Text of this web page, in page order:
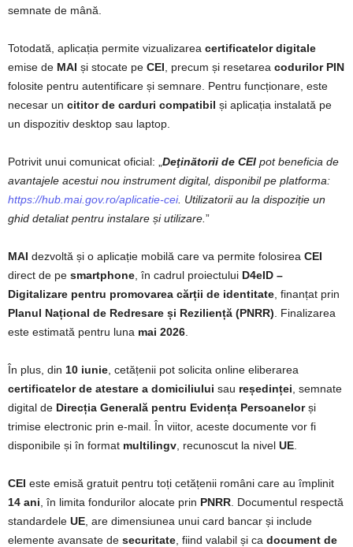
semnate de mână.
Totodată, aplicația permite vizualizarea certificatelor digitale
emise de MAI și stocate pe CEI , precum și resetarea codurilor PIN
folosite pentru autentificare și semnare. Pentru funcționare, este
necesar un cititor de carduri compatibil și aplicația instalată pe
un dispozitiv desktop sau laptop.
Potrivit unui comunicat oficial: „ Deţinătorii de CEI pot beneficia de
avantajele acestui nou instrument digital, disponibil pe platforma:
https://hub.mai.gov.ro/aplicatie-cei. Utilizatorii au la dispoziție un
ghid detaliat pentru instalare și utilizare. ”
MAI dezvoltă și o aplicație mobilă care va permite folosirea CEI
direct de pe smartphone , în cadrul proiectului D4eID –
Digitalizare pentru promovarea cărții de identitate , finanțat prin
Planul Național de Redresare și Reziliență (PNRR) . Finalizarea
este estimată pentru luna mai 2026
În plus, din 10 iunie , cetățenii pot solicita online eliberarea
certificatelor de atestare a domiciliului sau reședinței , semnate
digital de Direcția Generală pentru Evidența Persoanelorși
trimise electronic prin e-mail. În viitor, aceste documente vor fi
disponibile și în format multilingv , recunoscut la nivel UE
CEI este emisă gratuit pentru toți cetățenii români care au împlinit
14 ani , în limita fondurilor alocate prin PNRR . Documentul respectă
standardele UE , are dimensiunea unui card bancar și include
elemente avansate de securitate , fiind valabil și ca document de